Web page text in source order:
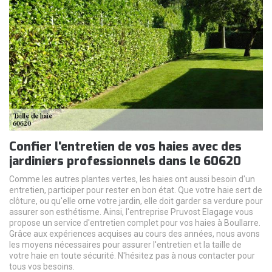
Confier l'entretien de vos haies avec des
jardiniers professionnels dans le 60620
Comme les autres plantes vertes, les haies ont aussi besoin d'un
entretien, participer pour rester en bon état. Que votre haie sert de
clôture, ou qu'elle orne votre jardin, elle doit garder sa verdure pour
assurer son esthétisme. Ainsi, l'entreprise Pruvost Elagage vous
propose un service d'entretien complet pour vos haies à Boullarre.
Grâce aux expériences acquises au cours des années, nous avons
les moyens nécessaires pour assurer l'entretien et la taille de
votre haie en toute sécurité. N'hésitez pas à nous contacter pour
tous vos besoins.